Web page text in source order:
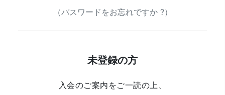
（パスワードをお忘れですか ?）
未登録の方
入会のご案内をご一読の上、